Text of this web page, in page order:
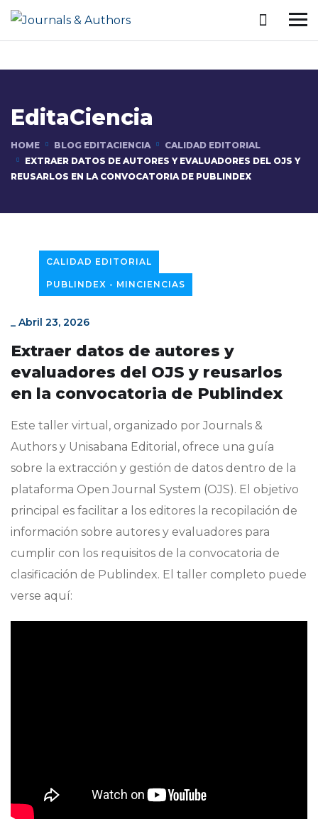
EditaCiencia
HOME BLOG EDITACIENCIA
CALIDAD EDITORIAL
EXTRAER DATOS DE AUTORES Y EVALUADORES DEL OJS Y
REUSARLOS EN LA CONVOCATORIA DE PUBLINDEX
CALIDAD EDITORIAL
PUBLINDEX - MINCIENCIAS
_ Abril 23, 2026
Extraer datos de autores y
evaluadores del OJS y reusarlos
en la convocatoria de Publindex
Este taller virtual, organizado por Journals &
Authors y Unisabana Editorial, ofrece una guía
sobre la extracción y gestión de datos dentro de la
plataforma Open Journal System (OJS). El objetivo
principal es facilitar a los editores la recopilación de
información sobre autores y evaluadores para
cumplir con los requisitos de la convocatoria de
clasificación de Publindex. El taller completo puede
verse aquí: